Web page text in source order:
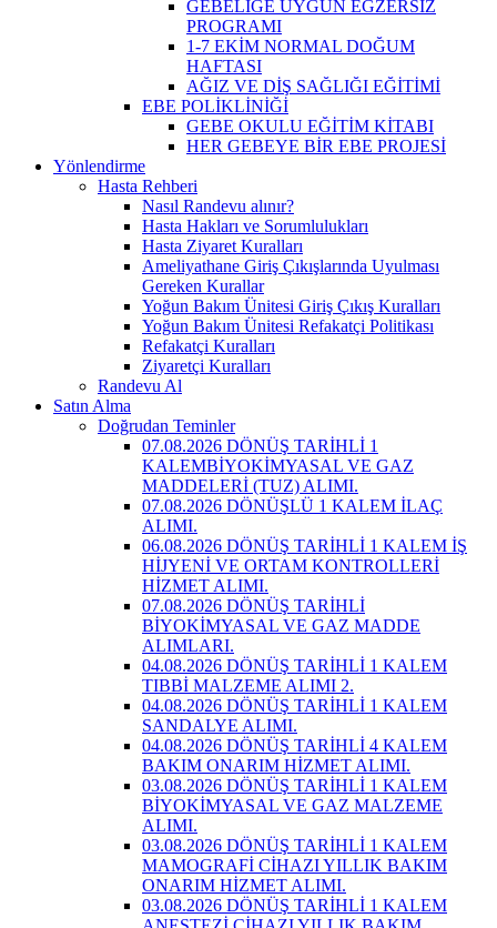
GEBELİĞE UYGUN EGZERSİZ
PROGRAMI
1-7 EKİM NORMAL DOĞUM
HAFTASI
AĞIZ VE DİŞ SAĞLIĞI EĞİTİMİ
EBE POLİKLİNİĞİ
GEBE OKULU EĞİTİM KİTABI
HER GEBEYE BİR EBE PROJESİ
Yönlendirme
Hasta Rehberi
Nasıl Randevu alınır?
Hasta Hakları ve Sorumlulukları
Hasta Ziyaret Kuralları
Ameliyathane Giriş Çıkışlarında Uyulması
Gereken Kurallar
Yoğun Bakım Ünitesi Giriş Çıkış Kuralları
Yoğun Bakım Ünitesi Refakatçi Politikası
Refakatçi Kuralları
Ziyaretçi Kuralları
Randevu Al
Satın Alma
Doğrudan Teminler
07.08.2026 DÖNÜŞ TARİHLİ 1
KALEMBİYOKİMYASAL VE GAZ
MADDELERİ (TUZ) ALIMI.
07.08.2026 DÖNÜŞLÜ 1 KALEM İLAÇ
ALIMI.
06.08.2026 DÖNÜŞ TARİHLİ 1 KALEM İŞ
HİJYENİ VE ORTAM KONTROLLERİ
HİZMET ALIMI.
07.08.2026 DÖNÜŞ TARİHLİ
BİYOKİMYASAL VE GAZ MADDE
ALIMLARI.
04.08.2026 DÖNÜŞ TARİHLİ 1 KALEM
TIBBİ MALZEME ALIMI 2.
04.08.2026 DÖNÜŞ TARİHLİ 1 KALEM
SANDALYE ALIMI.
04.08.2026 DÖNÜŞ TARİHLİ 4 KALEM
BAKIM ONARIM HİZMET ALIMI.
03.08.2026 DÖNÜŞ TARİHLİ 1 KALEM
BİYOKİMYASAL VE GAZ MALZEME
ALIMI.
03.08.2026 DÖNÜŞ TARİHLİ 1 KALEM
MAMOGRAFİ CİHAZI YILLIK BAKIM
ONARIM HİZMET ALIMI.
03.08.2026 DÖNÜŞ TARİHLİ 1 KALEM